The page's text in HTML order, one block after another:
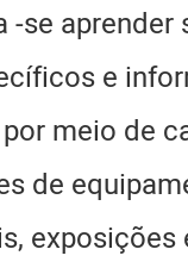
-se aprender
e
meio de
de
exposições